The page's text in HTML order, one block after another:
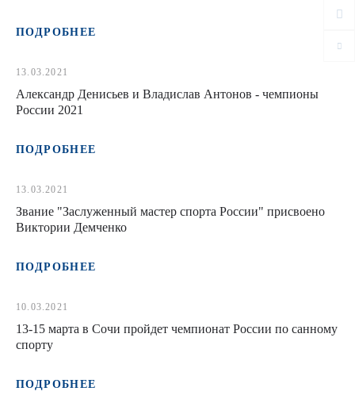
ПОДРОБНЕЕ
13.03.2021
Александр Денисьев и Владислав Антонов - чемпионы
России 2021
ПОДРОБНЕЕ
13.03.2021
Звание "Заслуженный мастер спорта России" присвоено
Виктории Демченко
ПОДРОБНЕЕ
10.03.2021
13-15 марта в Сочи пройдет чемпионат России по санному
спорту
ПОДРОБНЕЕ